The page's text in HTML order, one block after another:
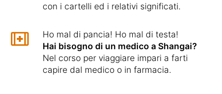
con i cartelli ed i relativi significati.
Ho mal di pancia! Ho mal di testa!
Hai bisogno di un medico a Shangai?
Nel corso per viaggiare impari a farti
capire dal medico o in farmacia.